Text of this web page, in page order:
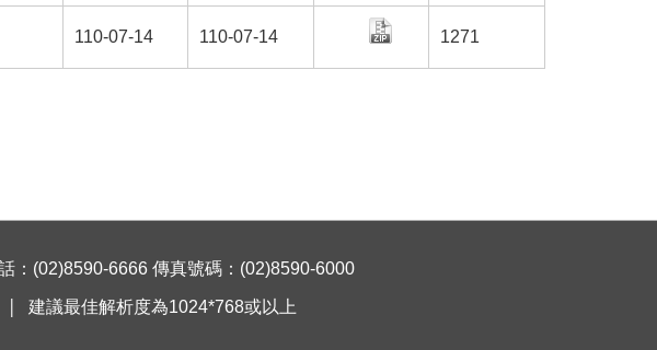
110-07-14 110-07-14 1271
：(02)8590-6666 傳真號碼：(02)8590-6000
建議最佳解析度為1024*768或以上